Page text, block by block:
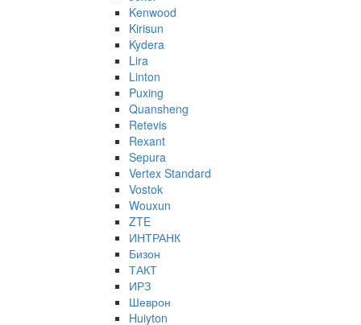
Kenwood
Kirisun
Kydera
Lira
Linton
Puxing
Quansheng
Retevis
Rexant
Sepura
Vertex Standard
Vostok
Wouxun
ZTE
ИНТРАНК
Бизон
ТАКТ
ИРЗ
Шеврон
Huiyton